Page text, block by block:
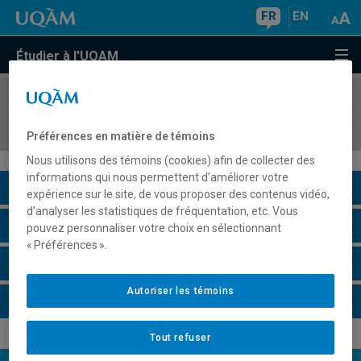
FR EN
Étudier à l'UQAM
COURS//
Description du cours
Horaire - Été 2026
Préférences en matière de témoins
Nous utilisons des témoins (cookies) afin de collecter des
informations qui nous permettent d’améliorer votre
expérience sur le site, de vous proposer des contenus vidéo,
d’analyser les statistiques de fréquentation, etc. Vous
pouvez personnaliser votre choix en sélectionnant
« Préférences ».
Tout refuser
Autoriser les témoins